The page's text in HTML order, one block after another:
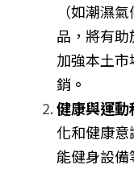
（如潮濕
品，將有
加強本土
銷 。
健康與運
化和健康意
能健身設